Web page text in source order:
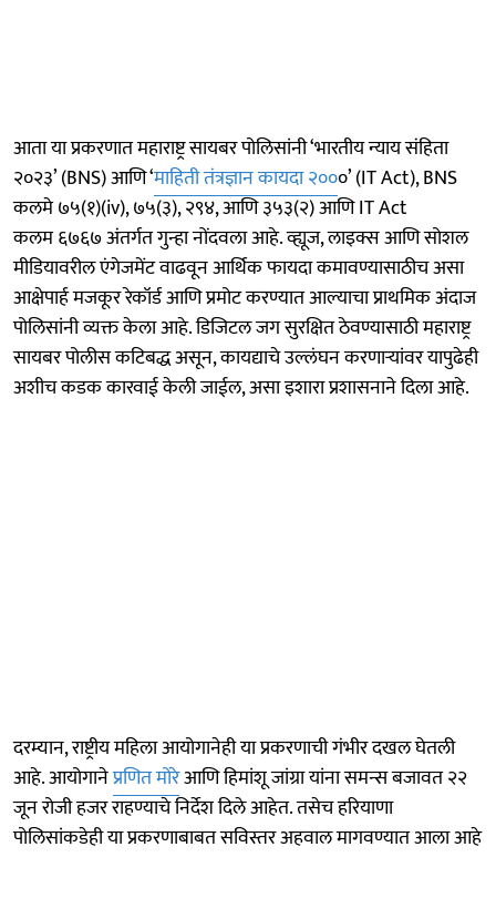
आता या प्रकरणात महाराष्ट्र सायबर पोलिसांनी ‘भारतीय न्याय संहिता
२०२३’ (BNS) आणि ‘माहिती तंत्रज्ञान कायदा २०००’ (IT Act), BNS
कलमे ७५(१)(iv), ७५(३), २९४, आणि ३५३(२) आणि IT Act
कलम ६७६७ अंतर्गत गुन्हा नोंदवला आहे. व्ह्यूज, लाइक्स आणि सोशल
मीडियावरील एंगेजमेंट वाढवून आर्थिक फायदा कमावण्यासाठीच असा
आक्षेपार्ह मजकूर रेकॉर्ड आणि प्रमोट करण्यात आल्याचा प्राथमिक अंदाज
पोलिसांनी व्यक्त केला आहे. डिजिटल जग सुरक्षित ठेवण्यासाठी महाराष्ट्र
सायबर पोलीस कटिबद्ध असून, कायद्याचे उल्लंघन करणाऱ्यांवर यापुढेही
अशीच कडक कारवाई केली जाईल, असा इशारा प्रशासनाने दिला आहे.
दरम्यान, राष्ट्रीय महिला आयोगानेही या प्रकरणाची गंभीर दखल घेतली
आहे. आयोगानेप्रणित मोरेआणि हिमांशू जांग्रा यांना समन्स बजावत २२
जून रोजी हजर राहण्याचे निर्देश दिले आहेत. तसेच हरियाणा
पोलिसांकडेही या प्रकरणाबाबत सविस्तर अहवाल मागवण्यात आला आहे